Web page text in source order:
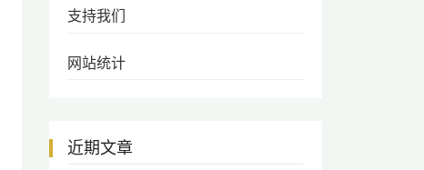
支持我们
网站统计
近期文章